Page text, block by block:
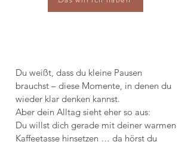
Du weißt, dass du kleine Pausen
brauchst – diese Momente, in denen du
wieder klar denken kannst.
Aber dein Alltag sieht eher so aus:
Du willst dich gerade mit deiner warmen
Kaffeetasse hinsetzen … da hörst du